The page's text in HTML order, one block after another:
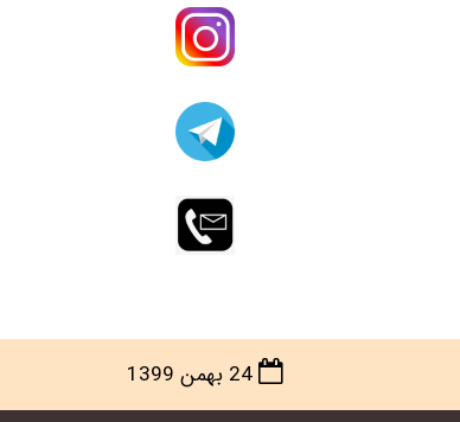
24 بهمن 1399